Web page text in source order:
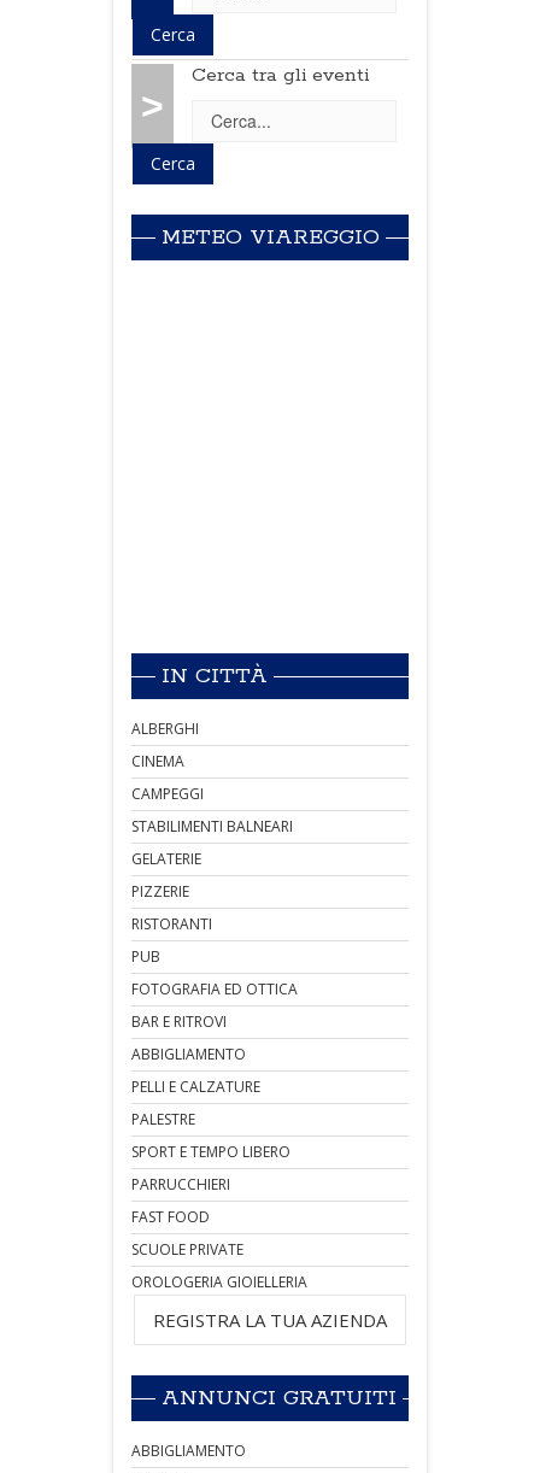
>
Cerca tra gli eventi
METEO VIAREGGIO
IN CITTÀ
ALBERGHI
CINEMA
CAMPEGGI
STABILIMENTI BALNEARI
GELATERIE
PIZZERIE
RISTORANTI
PUB
FOTOGRAFIA ED OTTICA
BAR E RITROVI
ABBIGLIAMENTO
PELLI E CALZATURE
PALESTRE
SPORT E TEMPO LIBERO
PARRUCCHIERI
FAST FOOD
SCUOLE PRIVATE
OROLOGERIA GIOIELLERIA
REGISTRA LA TUA AZIENDA
ANNUNCI GRATUITI
ABBIGLIAMENTO